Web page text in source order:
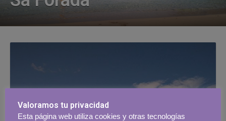
Valoramos tu privacidad
Esta página web utiliza cookies y otras tecnologías